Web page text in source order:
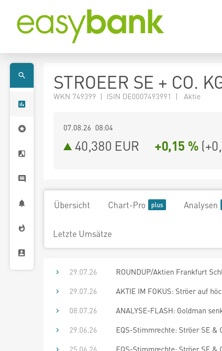
STROEER SE + CO.
WKN 749399 | ISIN DE0007493991 | Aktie
07.08.26 08:04
40,380 EUR +0,15 % (
Übersicht Chart-Pro Analysen
Letzte Umsätze
29.07.26
ROUNDUP/Aktien Frankfurt
29.07.26
AKTIE IM FOKUS: Ströer auf
08.07.26
ANALYSE-FLASH: Goldman
29.06.26
EQS-Stimmrechte: Ströer SE &
25.06.26
EQS-Stimmrechte: Ströer SE &